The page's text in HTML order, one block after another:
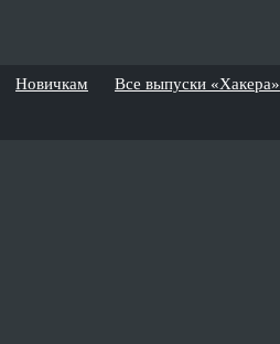
Новичкам Все выпуски «Хакера»